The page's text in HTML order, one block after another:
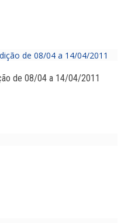
de 08/04 a 14/04/2011